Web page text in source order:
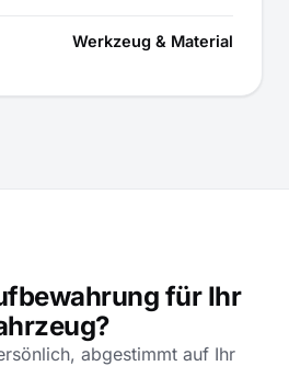
Werkzeug & Material
für Ihr
abgestimmt auf Ihr